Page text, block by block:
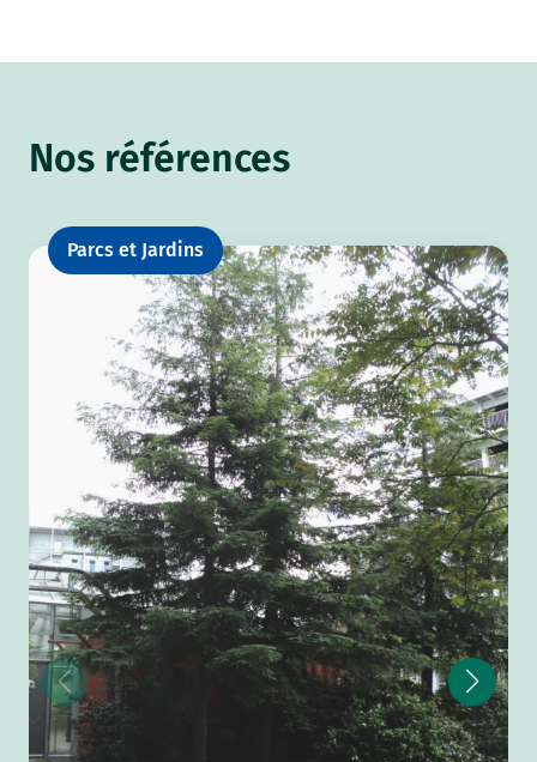
Nos références
Parcs et Jardins